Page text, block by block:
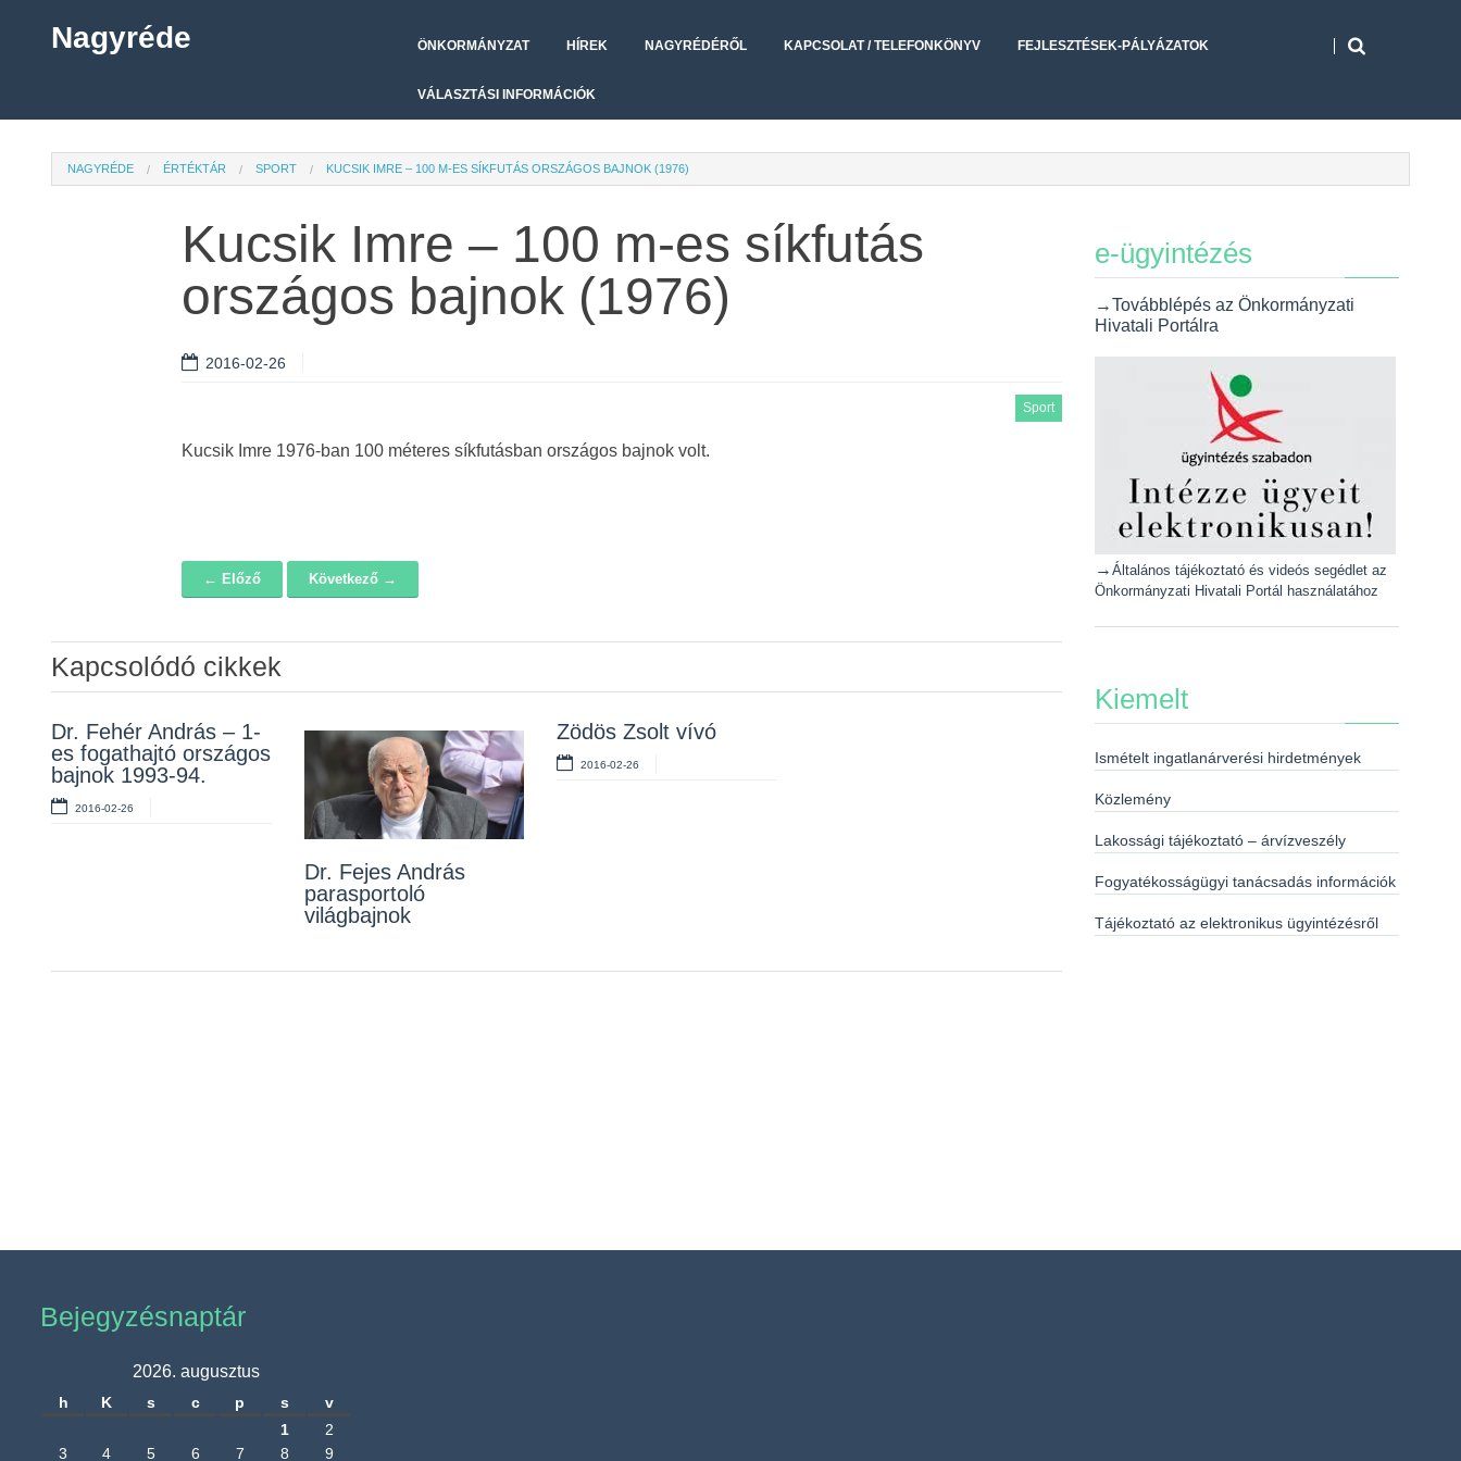
Nagyréde ÖNKORMÁNYZAT HÍREK NAGYRÉDÉRŐL KAPCSOLAT / TELEFONKÖNYV FEJLESZTÉSEK-PÁLYÁZATOK
VÁLASZTÁSI INFORMÁCIÓK
NAGYRÉDE ÉRTÉKTÁR SPORT KUCSIK IMRE – 100 M-ES SÍKFUTÁS ORSZÁGOS BAJNOK (1976)
Kucsik Imre – 100 m-es síkfutás
országos bajnok (1976)
2016-02-26
Sport
Kucsik Imre 1976-ban 100 méteres síkfutásban országos bajnok volt.
← Előző Következő →
Kapcsolódó cikkek
Dr. Fehér András – 1-
es fogathajtó országos
bajnok 1993-94.
2016-02-26
Dr. Fejes András
parasportoló
világbajnok
Zödös Zsolt vívó
2016-02-26
e-ügyintézés
→Továbblépés az Önkormányzati
Hivatali Portálra
→ Általános tájékoztató és videós segédlet az
Önkormányzati Hivatali Portál használatához
Kiemelt
Ismételt ingatlanárverési hirdetmények
Közlemény
Lakossági tájékoztató – árvízveszély
Fogyatékosságügyi tanácsadás információk
Tájékoztató az elektronikus ügyintézésről
Bejegyzésnaptár
2026. augusztus
h K s c p s
v
1
2
3
4 5 6 7 8 9